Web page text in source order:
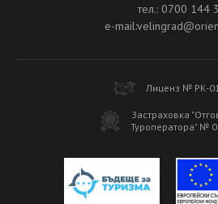
тел.: 0700 144
e-
Лиценз № РК-
Застраховка
Туроператора" №